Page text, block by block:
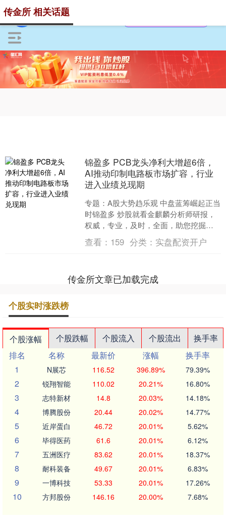
传金所 相关话题
锦盈多 PCB龙头净利大增超6倍，
AI推动印制电路板市场扩容，行业
进入业绩兑现期
专题：A股大势趋乐观 中盘蓝筹崛起正当
时锦盈多 炒股就看金麒麟分析师研报，
权威，专业，及时，全面，助您挖掘潜
力主题机会！ 2026年以来，PCB板块持
续上行。 ....
查看： 159 分类： 实盘配资开户
传金所文章已加载完成
个股实时涨跌榜
个股涨幅 个股跌幅 个股流入 个股流出
换手率
排名
名称 最新价 涨幅
换手率
1
N展芯 116.52 396.89% 79.39%
2 锐翔智能 110.02 20.21% 16.80%
3 志特新材 14.8 20.03% 14.18%
4 博腾股份 20.44 20.02% 14.77%
5 近岸蛋白 46.72 20.01% 5.62%
6 毕得医药 61.6 20.01% 6.12%
7 五洲医疗 83.62 20.01% 18.37%
8 耐科装备 49.67 20.01% 6.83%
9 一博科技 53.33 20.01% 17.26%
10 方邦股份 146.16 20.00% 7.68%